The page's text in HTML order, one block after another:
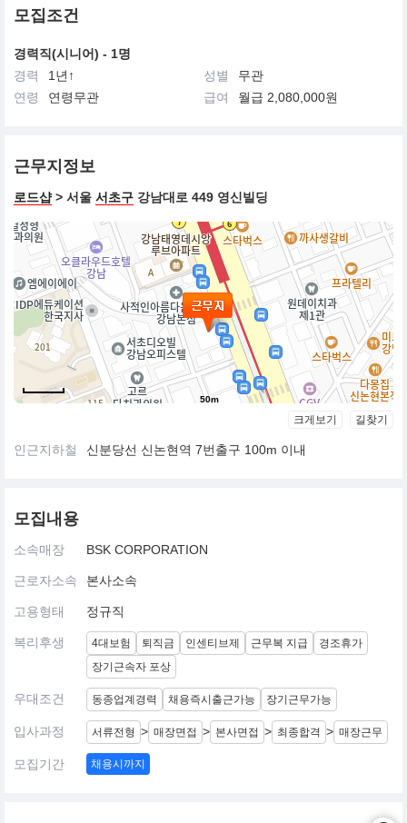
모집조건
경력직(시니어) - 1명
경력
1년↑ 성별
무관
연령
연령무관 급여 월급 2,080,000원
근무지정보
로드샵> 서울 서초구 강남대로 449 영신빌딩
50m
크게보기 길찾기
인근지하철 신분당선 신논현역 7번출구 100m 이내
모집내용
소속매장 BSK CORPORATION
근로자소속 본사소속
고용형태 정규직
복리후생 4대보험 퇴직금 인센티브제 근무복 지급
경조휴가
장기근속자 포상
우대조건 동종업계경력 채용즉시출근가능 장기근무가능
입사과정 서류전형 > 매장면접 > 본사면접 > 최종합격 > 매장근무
모집기간 채용시까지